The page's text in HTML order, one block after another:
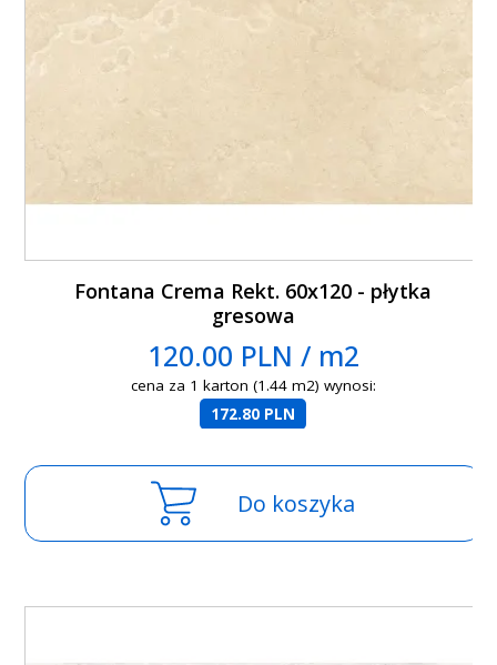
Fontana Crema Rekt. 60x120 - płytka
gresowa
120.00 PLN / m2
cena za 1 karton (1.44 m2) wynosi:
172.80 PLN
Do koszyka